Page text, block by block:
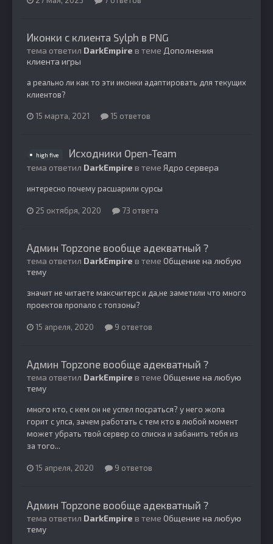
Иконки с клиента Sylph в PNG
тема ответил DarkEmpire в теме Дополнения
клиента игры
а реально ли как то эти иконки адаптировать для текущих
клиентов?
15 марта, 2021 15 ответов
high five Исходники Open-Team
тема ответил DarkEmpire в теме Ядро сервера
интересно почему расшарили сурсы
25 октября, 2020 73 ответа
Админ Topzone вообще адекватный ?
тема ответил DarkEmpire в теме Общение на любую
тему
значит не читаете максчитерс и да,не заметили что много
проектов пропало с топзоны?
15 апреля, 2020 9 ответов
Админ Topzone вообще адекватный ?
тема ответил DarkEmpire в теме Общение на любую
тему
много кто, с кем он не успел посраться? у него жопа
горит с упса, зачем работать с тем кто в любой момент
может убрать твой сервер со списка и забанить тебя из
за того...
15 апреля, 2020 9 ответов
Админ Topzone вообще адекватный ?
тема ответил DarkEmpire в теме Общение на любую
тему